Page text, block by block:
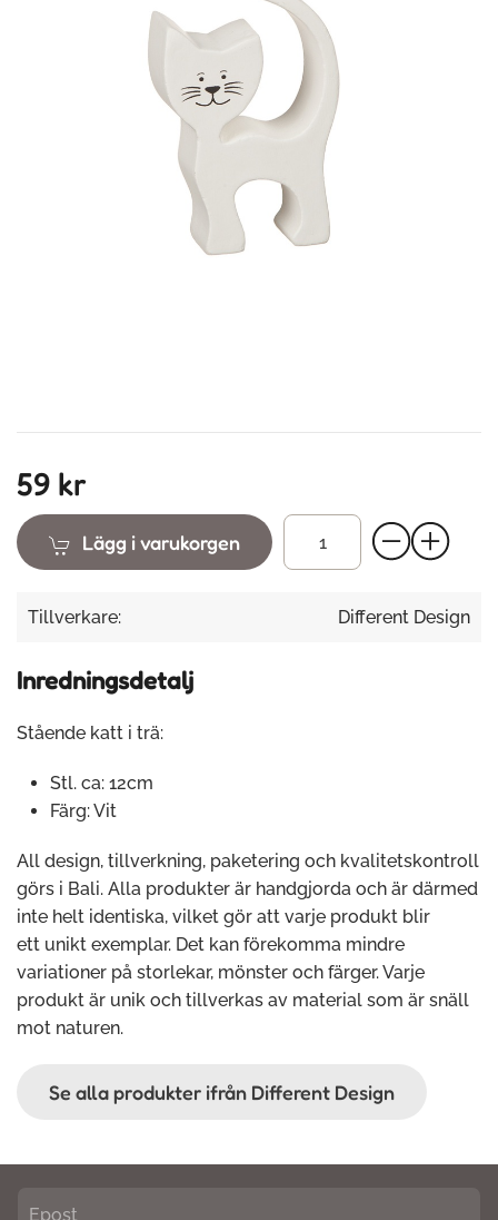
59 kr
Lägg i varukorgen
Tillverkare: Different Design
Inredningsdetalj
Stående katt i trä:
Stl. ca: 12cm
Färg: Vit
All design, tillverkning, paketering och kvalitetskontroll
görs i Bali. Alla produkter är handgjorda och är därmed
inte helt identiska, vilket gör att varje produkt blir
ett unikt exemplar. Det kan förekomma mindre
variationer på storlekar, mönster och färger. Varje
produkt är unik och tillverkas av material som är snäll
mot naturen.
Se alla produkter ifrån Different Design